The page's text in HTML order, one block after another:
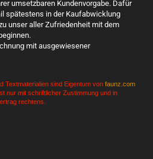
umsetzbaren Kundenvorgabe. Dafür
spätestens in der Kaufabwicklung
unser aller Zufriedenheit mit dem
mit ausgewiesener
Textmaterialien sind Eigentum von faunz.com
nur mit schriftlicher Zustimmung und in
rechtens.